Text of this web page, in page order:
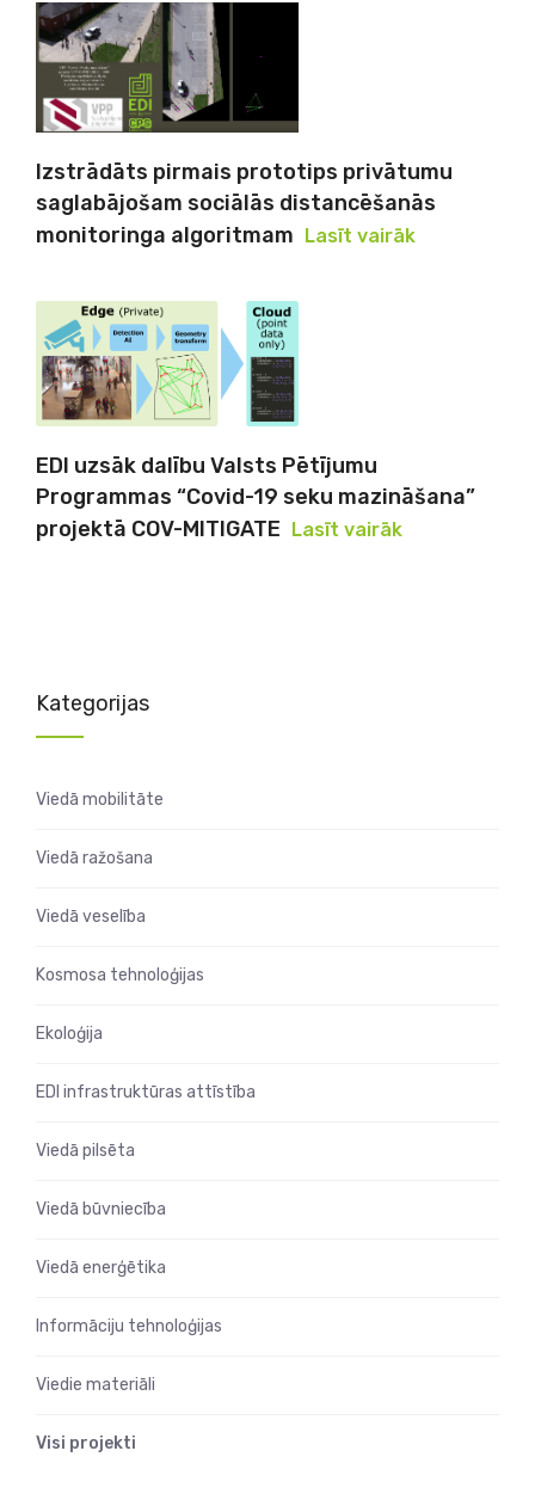
Izstrādāts pirmais prototips privātumu
saglabājošam sociālās distancēšanās
monitoringa algoritmam Lasīt vairāk
EDI uzsāk dalību Valsts Pētījumu
Programmas “Covid-19 seku mazināšana”
projektā COV-MITIGATE
Lasīt vairāk
Kategorijas
Viedā mobilitāte
Viedā ražošana
Viedā veselība
Kosmosa tehnoloģijas
Ekoloģija
EDI infrastruktūras attīstība
Viedā pilsēta
Viedā būvniecība
Viedā enerģētika
Informāciju tehnoloģijas
Viedie materiāli
Visi projekti